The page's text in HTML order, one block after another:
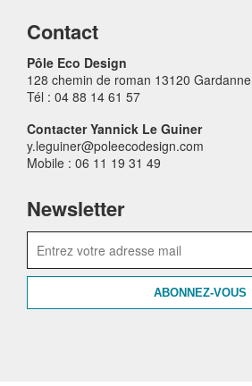
Contact
Pôle Eco Design
128 chemin de roman 13120 Gardanne
Tél : 04 88 14 61 57
Contacter Yannick Le Guiner
y.leguiner@poleecodesign.com
Mobile : 06 11 19 31 49
Newsletter